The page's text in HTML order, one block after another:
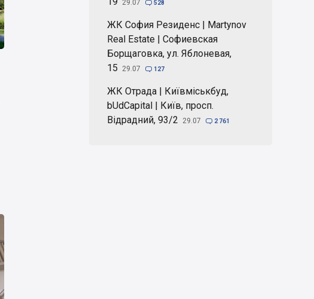
29.07  528
ЖК София Резиденс | Martynov
Real Estate | Софиевская
Борщаговка, ул. Яблоневая,
15
29.07  127
ЖК Отрада | Київміськбуд,
bUdCapital | Київ, просп.
Відрадний, 93/2
29.07  2 761